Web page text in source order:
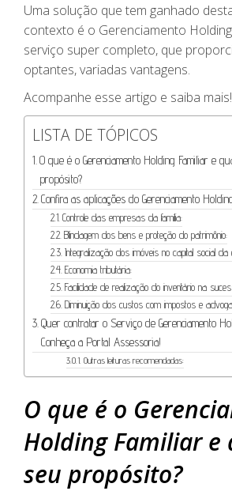
Uma solução que tem ganhado
contexto é o Gerenciamento
serviço super completo, que
optantes, variadas vantagens.
Acompanhe esse artigo e saiba mais!
LISTA DE TÓPICOS
O que é o Gerenciamento Holding Familiar e
propósito?
Confira as aplicações do Gerenciamento
Controle das empresas da família:
Blindagem dos bens e proteção do patrimônio:
Integralização dos imóveis no capital social da
Economia tributária:
Facilidade de realização do inventário na
Diminuição dos custos com impostos e
Quer contratar o Serviço de Gerenciamento
Conheça a Portal Assessoria!
Outras leituras recomendadas:
O que é o
Holding Familiar e
seu propósito?